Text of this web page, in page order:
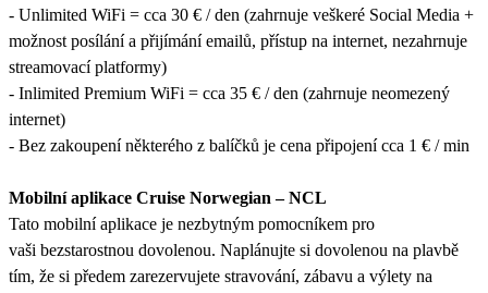
- Unlimited WiFi = cca 30 € / den (zahrnuje veškeré Social Media +
možnost posílání a přijímání emailů, přístup na internet, nezahrnuje
streamovací platformy)
- Inlimited Premium WiFi = cca 35 € / den (zahrnuje neomezený
internet)
- Bez zakoupení některého z balíčků je cena připojení cca 1 € / min
Mobilní aplikace Cruise Norwegian – NCL
Tato mobilní aplikace je nezbytným pomocníkem pro
vaši bezstarostnou dovolenou. Naplánujte si dovolenou na plavbě
tím, že si předem zarezervujete stravování, zábavu a výlety na